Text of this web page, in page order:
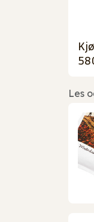
Les